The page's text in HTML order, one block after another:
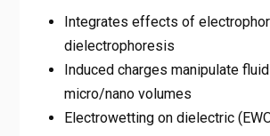
Integrates effects of
dielectrophoresis
Induced charges manipulate
micro/nano volumes
Electrowetting on dielectric